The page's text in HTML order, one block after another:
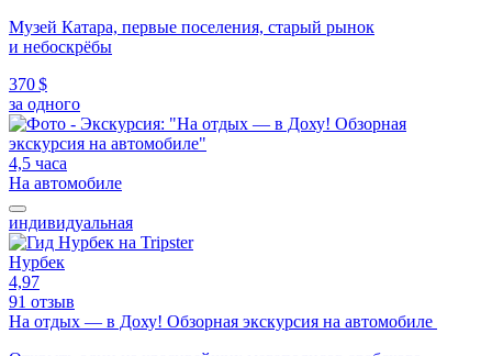
Музей Катара, первые поселения, старый рынок
и небоскрёбы
370 $
за одного
4,5 часа
На автомобиле
индивидуальная
Нурбек
4,97
91 отзыв
На отдых — в Доху! Обзорная экскурсия на автомобиле